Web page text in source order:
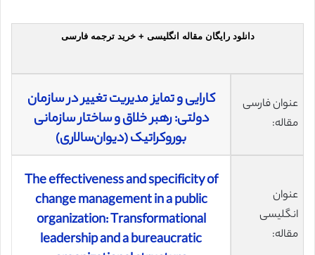
دانلود رایگان مقاله انگلیسی + خرید ترجمه فارسی
عنوان فارسی
مقاله:
کارایی و تمایز مدیریت تغییر در سازمان
دولتی: رهبر خلاق و ساختار سازمانی
بوروکراتیک (دیوان‌سالاری)
عنوان
انگلیسی
مقاله:
The effectiveness and specificity of
change management in a public
organization: Transformational
leadership and a bureaucratic